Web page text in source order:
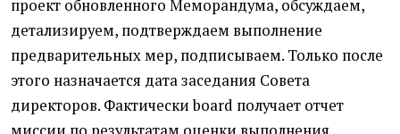
проект обновленного Меморандума, обсуждаем,
детализируем, подтверждаем выполнение
предварительных мер, подписываем. Только после
этого назначается дата заседания Совета
директоров. Фактически board получает отчет